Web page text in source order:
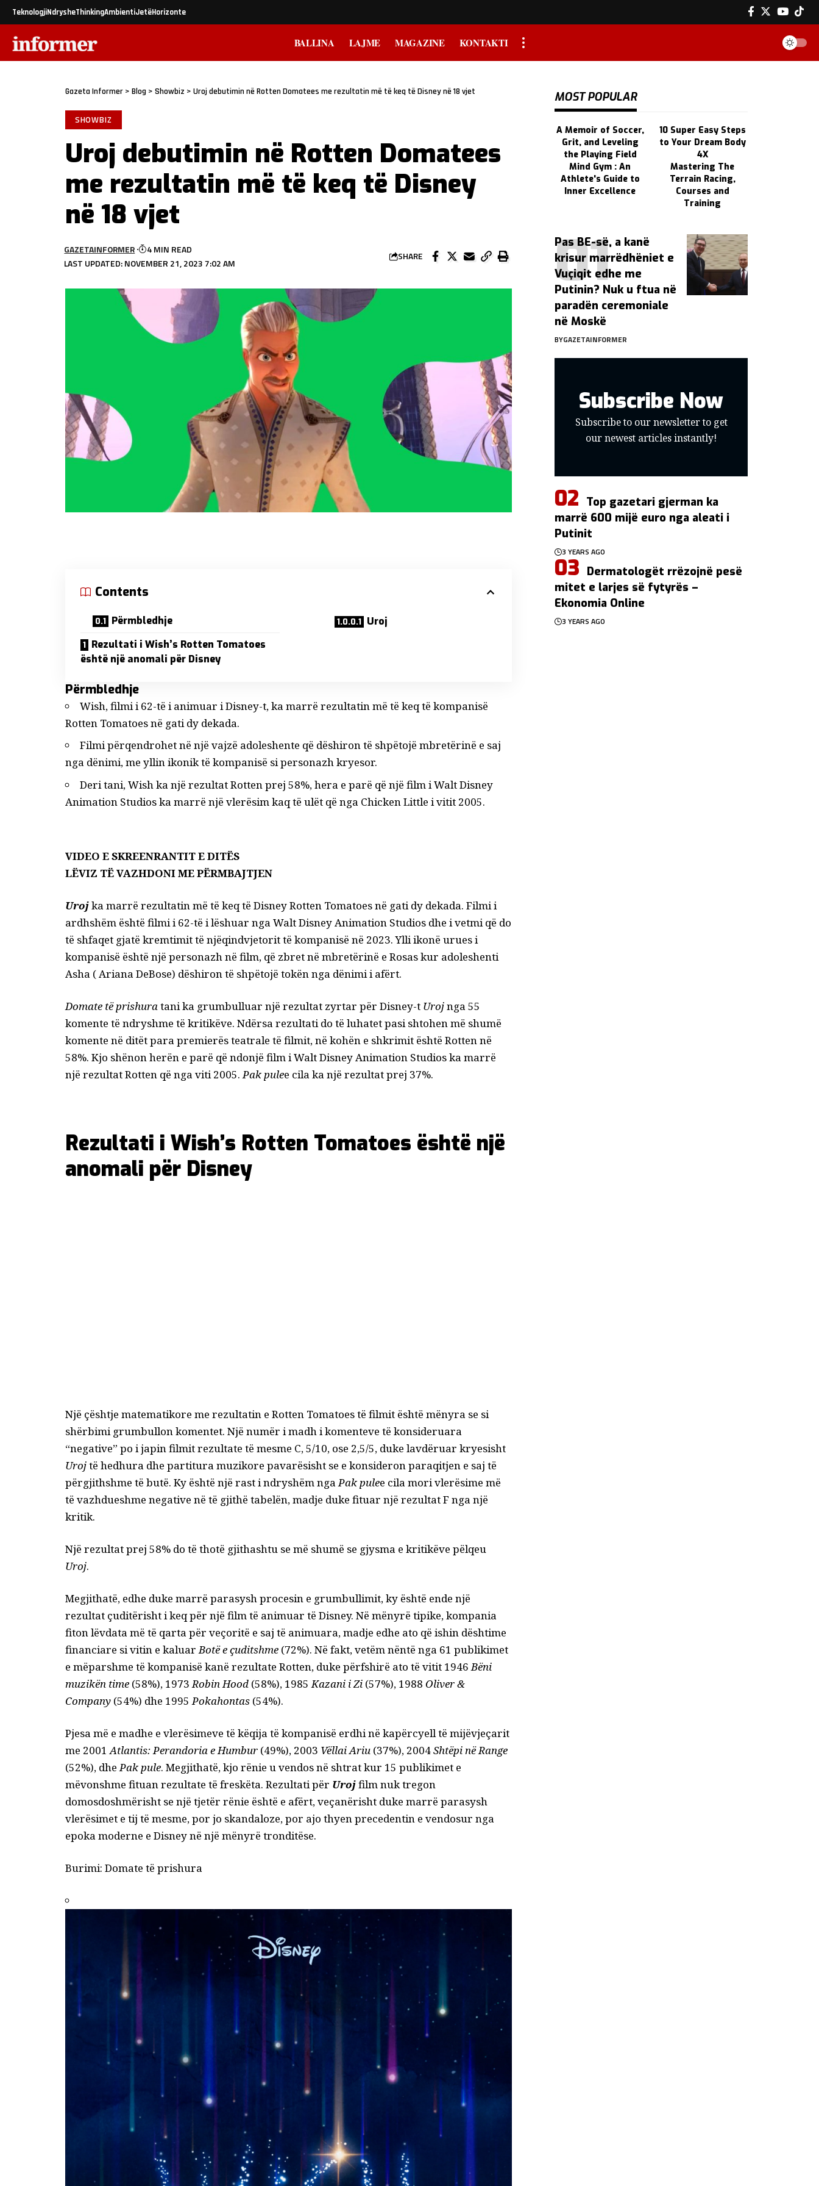
TeknologjiNdrysheThinkingAmbientiJetëHorizonte
BALLINA LAJME MAGAZINE KONTAKTI
Gazeta Informer > Blog > Showbiz > Uroj debutimin në Rotten Domatees me rezultatin më të keq të Disney në 18 vjet
SHOWBIZ
Uroj debutimin në Rotten Domatees
me rezultatin më të keq të Disney
në 18 vjet
LAST UPDATED: NOVEMBER 21, 2023 7:02 AM
GAZETAINFORMER 4 MIN READ
SHARE
Contents
Përmbledhje
Rezultati i Wish’s Rotten Tomatoes
është një anomali për Disney
Uroj
Përmbledhje
Wish, filmi i 62-të i animuar i Disney-t, ka marrë rezultatin më të keq të kompanisë
Rotten Tomatoes në gati dy dekada.
Filmi përqendrohet në një vajzë adoleshente që dëshiron të shpëtojë mbretërinë e saj
nga dënimi, me yllin ikonik të kompanisë si personazh kryesor.
Deri tani, Wish ka një rezultat Rotten prej 58%, hera e parë që një film i Walt Disney
Animation Studios ka marrë një vlerësim kaq të ulët që nga Chicken Little i vitit 2005.
VIDEO E SKREENRANTIT E DITËS
LËVIZ TË VAZHDONI ME PËRMBAJTJEN
Urojka marrë rezultatin më të keq të Disney Rotten Tomatoes në gati dy dekada. Filmi i
ardhshëm është filmi i 62-të i lëshuar nga Walt Disney Animation Studios dhe i vetmi që do
të shfaqet gjatë kremtimit të njëqindvjetorit të kompanisë në 2023. Ylli ikonë urues i
kompanisë është një personazh në film, që zbret në mbretërinë e Rosas kur adoleshenti
Asha ( Ariana DeBose) dëshiron të shpëtojë tokën nga dënimi i afërt.
Domate të prishuratani ka grumbulluar një rezultat zyrtar për Disney-t Urojnga 55
komente të ndryshme të kritikëve. Ndërsa rezultati do të luhatet pasi shtohen më shumë
komente në ditët para premierës teatrale të filmit, në kohën e shkrimit është Rotten në
58%. Kjo shënon herën e parë që ndonjë film i Walt Disney Animation Studios ka marrë
një rezultat Rotten që nga viti 2005.Pak pulee cila ka një rezultat prej 37%.
Rezultati i Wish’s Rotten Tomatoes është një
anomali për Disney
Një çështje matematikore me rezultatin e Rotten Tomatoes të filmit është mënyra se si
shërbimi grumbullon komentet. Një numër i madh i komenteve të konsideruara
“negative” po i japin filmit rezultate të mesme C, 5/10, ose 2,5/5, duke lavdëruar kryesisht
Urojtë hedhura dhe partitura muzikore pavarësisht se e konsideron paraqitjen e saj të
përgjithshme të butë. Ky është një rast i ndryshëm ngaPak pulee cila mori vlerësime më
të vazhdueshme negative në të gjithë tabelën, madje duke fituar një rezultat F nga një
kritik.
Një rezultat prej 58% do të thotë gjithashtu se më shumë se gjysma e kritikëve pëlqeu
Uroj.
Megjithatë, edhe duke marrë parasysh procesin e grumbullimit, ky është ende një
rezultat çuditërisht i keq për një film të animuar të Disney. Në mënyrë tipike, kompania
fiton lëvdata më të qarta për veçoritë e saj të animuara, madje edhe ato që ishin dështime
financiare si vitin e kaluarBotë e çuditshme (72%). Në fakt, vetëm nëntë nga 61 publikimet
e mëparshme të kompanisë kanë rezultate Rotten, duke përfshirë ato të vitit 1946Bëni
muzikën time (58%), 1973Robin Hood (58%), 1985Kazani i Zi (57%), 1988 Oliver &
Company (54%) dhe 1995Pokahontas (54%).
Pjesa më e madhe e vlerësimeve të këqija të kompanisë erdhi në kapërcyell të mijëvjeçarit
me 2001Atlantis: Perandoria e Humbur (49%), 2003 Vëllai Ariu (37%), 2004Shtëpi në Range
(52%), dhePak pule. Megjithatë, kjo rënie u vendos në shtrat kur 15 publikimet e
mëvonshme fituan rezultate të freskëta. Rezultati për Urojfilmnuk tregon
domosdoshmërisht se një tjetër rënie është e afërt, veçanërisht duke marrë parasysh
vlerësimet e tij të mesme, por jo skandaloze, por ajo thyen precedentin e vendosur nga
epoka moderne e Disney në një mënyrë tronditëse.
Burimi: Domate të prishura
MOST POPULAR
A Memoir of Soccer,
Grit, and Leveling
the Playing Field
10 Super Easy Steps
to Your Dream Body
4X
Mind Gym : An
Athlete's Guide to
Inner Excellence
Mastering The
Terrain Racing,
Courses and
Training
Pas BE-së, a kanë
krisur marrëdhëniet e
Vuçiqit edhe me
Putinin? Nuk u ftua në
paradën ceremoniale
në Moskë
BYGAZETAINFORMER
Subscribe Now
Subscribe to our newsletter to get
our newest articles instantly!
Top gazetari gjerman ka
marrë 600 mijë euro nga aleati i
Putinit
3 YEARS AGO
Dermatologët rrëzojnë pesë
mitet e larjes së fytyrës –
Ekonomia Online
3 YEARS AGO